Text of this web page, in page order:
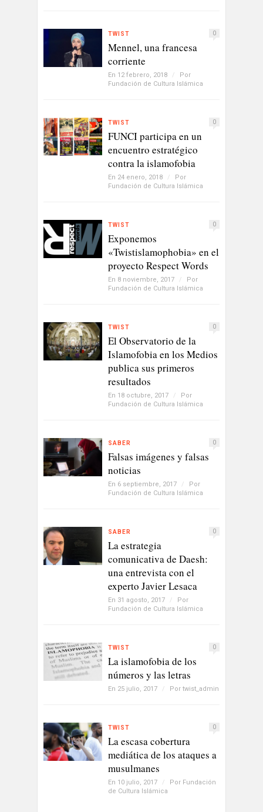
TWIST 0
Mennel, una francesa
corriente
En 12 febrero, 2018 /
Por
Fundación de Cultura Islámica
TWIST 0
FUNCI participa en un
encuentro estratégico
contra la islamofobia
En 24 enero, 2018 /
Por
Fundación de Cultura Islámica
TWIST 0
Exponemos
«Twistislamophobia» en el
proyecto Respect Words
En 8 noviembre, 2017 /
Por
Fundación de Cultura Islámica
TWIST 0
El Observatorio de la
Islamofobia en los Medios
publica sus primeros
resultados
En 18 octubre, 2017 /
Por
Fundación de Cultura Islámica
SABER 0
Falsas imágenes y falsas
noticias
En 6 septiembre, 2017 /
Por
Fundación de Cultura Islámica
SABER 0
La estrategia
comunicativa de Daesh:
una entrevista con el
experto Javier Lesaca
En 31 agosto, 2017 /
Por
Fundación de Cultura Islámica
TWIST 0
La islamofobia de los
números y las letras
En 25 julio, 2017 / Por twist_admin
TWIST 0
La escasa cobertura
mediática de los ataques a
musulmanes
En 10 julio, 2017 / Por Fundación
de Cultura Islámica